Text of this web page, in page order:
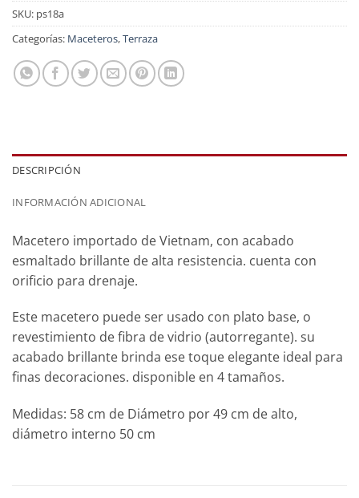
SKU: ps18a
Categorías: Maceteros,Terraza
DESCRIPCIÓN
INFORMACIÓN ADICIONAL
Macetero importado de Vietnam, con acabado
esmaltado brillante de alta resistencia. cuenta con
orificio para drenaje.
Este macetero puede ser usado con plato base, o
revestimiento de fibra de vidrio (autorregante). su
acabado brillante brinda ese toque elegante ideal para
finas decoraciones. disponible en 4 tamaños.
Medidas: 58 cm de Diámetro por 49 cm de alto,
diámetro interno 50 cm